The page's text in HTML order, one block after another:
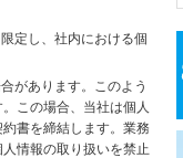
定し、社内における個
があります。このよう
この場合、当社は個人
書を締結します。業務
情報の取り扱いを禁止